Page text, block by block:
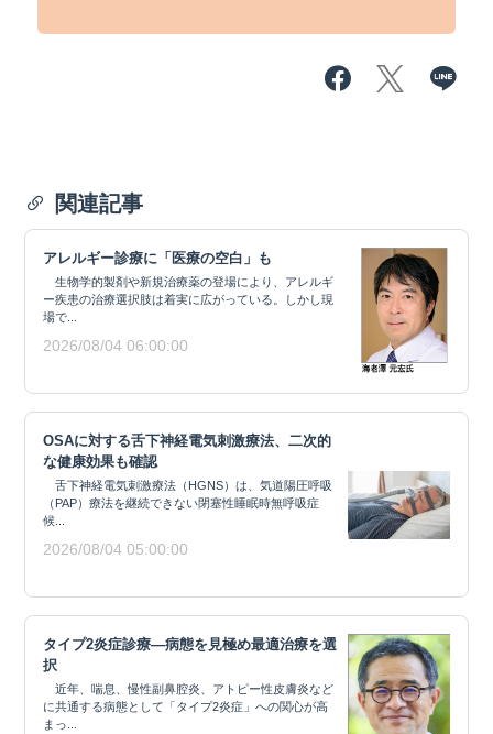
関連記事
アレルギー診療に「医療の空白」も
生物学的製剤や新規治療薬の登場により、アレルギ
ー疾患の治療選択肢は着実に広がっている。しかし現
場で...
2026/08/04 06:00:00
OSAに対する舌下神経電気刺激療法、二次的
な健康効果も確認
舌下神経電気刺激療法（HGNS）は、気道陽圧呼吸
（PAP）療法を継続できない閉塞性睡眠時無呼吸症
候...
2026/08/04 05:00:00
タイプ2炎症診療―病態を見極め最適治療を選
択
近年、喘息、慢性副鼻腔炎、アトピー性皮膚炎など
に共通する病態として「タイプ2炎症」への関心が高
まっ...